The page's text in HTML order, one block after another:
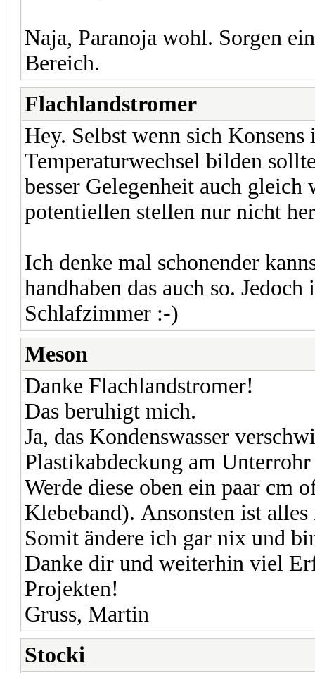
Naja, Paranoja wohl. Sorgen
Bereich.
Flachlandstromer
Hey. Selbst wenn sich
Temperaturwechsel bilden
besser Gelegenheit auch
potentiellen stellen nur nicht
Ich denke mal schonender
handhaben das auch so.
Schlafzimmer :-)
Meson
Danke Flachlandstromer!
Das beruhigt mich.
Ja, das Kondenswasser
Plastikabdeckung am
Werde diese oben ein paar cm
Klebeband). Ansonsten ist
Somit ändere ich gar nix und
Danke dir und weiterhin viel
Projekten!
Gruss, Martin
Stocki